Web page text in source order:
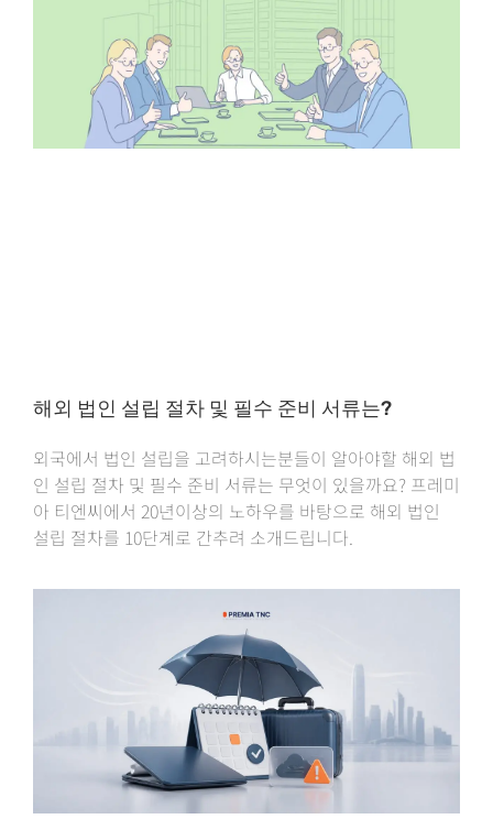
해외 법인 설립 절차 및 필수 준비 서류는?
외국에서 법인 설립을 고려하시는분들이 알아야할 해외 법
인 설립 절차 및 필수 준비 서류는 무엇이 있을까요? 프레미
아 티엔씨에서 20년이상의 노하우를 바탕으로 해외 법인
설립 절차를 10단계로 간추려 소개드립니다.